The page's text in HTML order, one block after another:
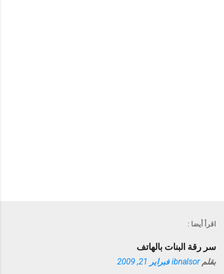
اقرأ أيضا :
سر رقة البنات بالهاتف
بقلمibnalsor فبراير 21, 2009